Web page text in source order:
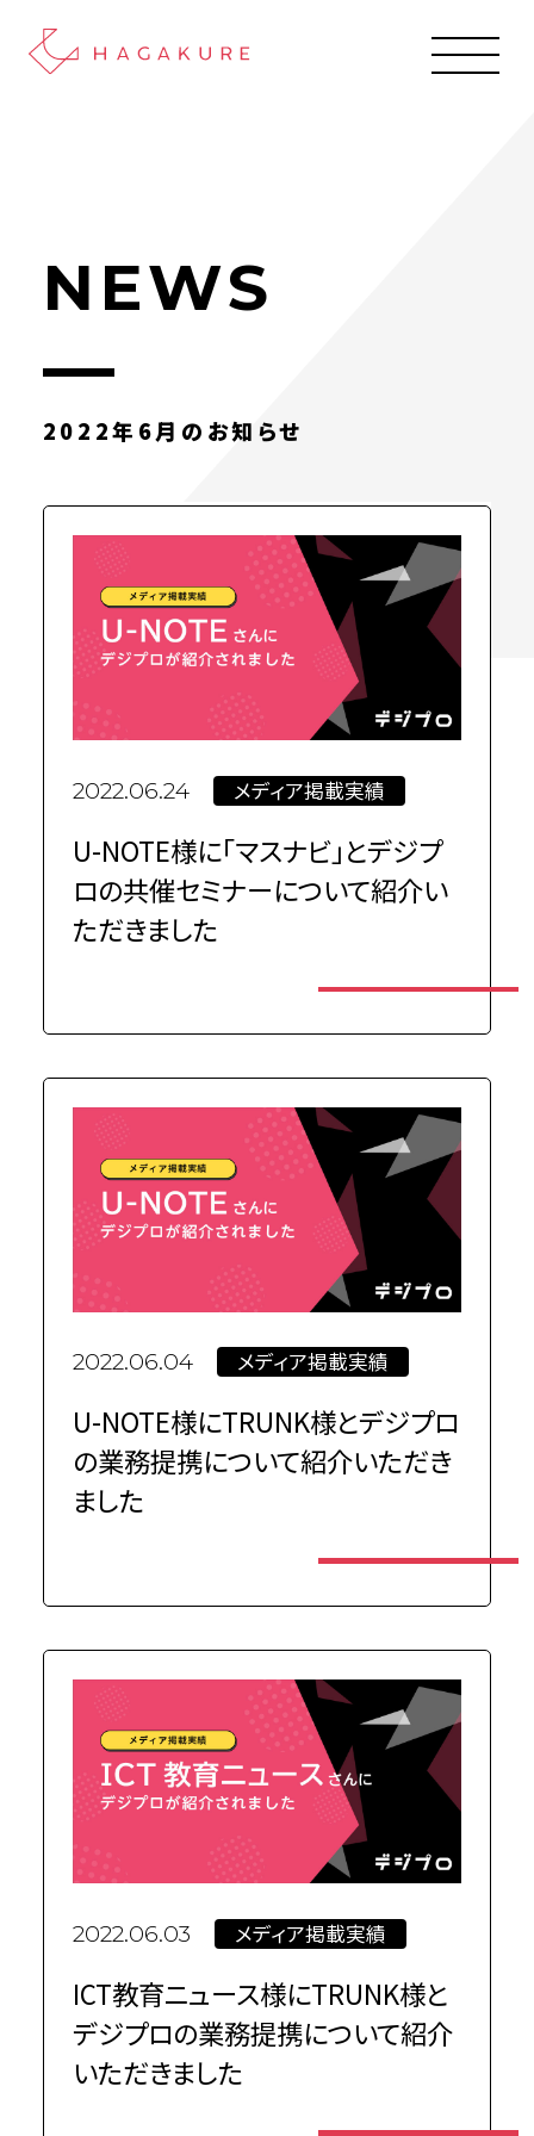
NEWS
2022年6月のお知らせ
2022.06.24 メディア掲載実績
U-NOTE様に「マスナビ」とデジプ
ロの共催セミナーについて紹介い
ただきました
2022.06.04 メディア掲載実績
U-NOTE様にTRUNK様とデジプロ
の業務提携について紹介いただき
ました
2022.06.03 メディア掲載実績
ICT教育ニュース様にTRUNK様と
デジプロの業務提携について紹介
いただきました